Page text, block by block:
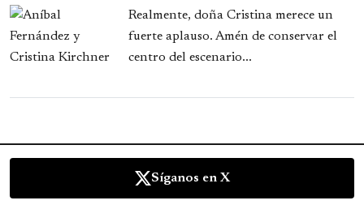
Realmente, doña Cristina merece un
fuerte aplauso. Amén de conservar el
centro del escenario...
Síganos en X